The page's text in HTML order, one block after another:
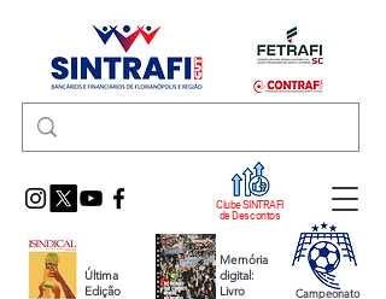
Clube SINTRAFI
de Descontos
Última
Edição
Memória
digital:
Livro
Campeonato